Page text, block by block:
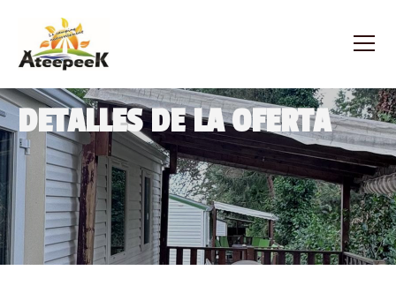
DETALLES DE LA OFERTA